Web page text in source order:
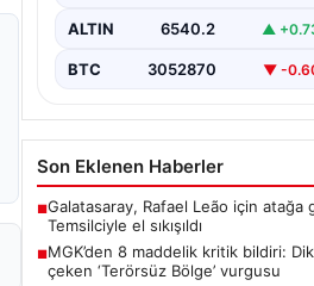
ALTIN 6540.2 ▲
BTC 3052870 ▼ -
Son Eklenen Haberler
■Galatasaray, Rafael Leão için atağa
Temsilciyle el sıkışıldı
■MGK’den 8 maddelik kritik bildiri:
çeken ‘Terörsüz Bölge’ vurgusu